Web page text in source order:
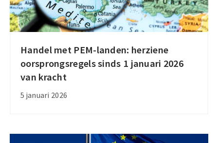
Handel met PEM-landen: herziene
oorsprongsregels sinds 1 januari 2026
van kracht
5 januari 2026
Handel
met
PEM-
landen:
sinds